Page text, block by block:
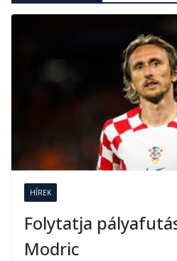
HÍREK
Folytatja
Modric